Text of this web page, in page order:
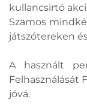
kullancsirtó
Szamos
játszótereken
A használt
Felhasználását
jóvá.